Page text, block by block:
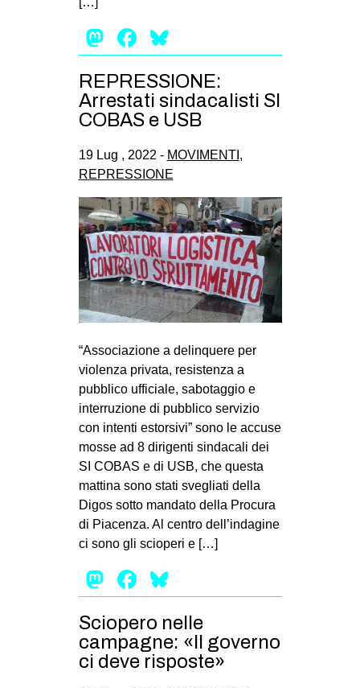
PRECARIATO
REPRESSIONE
STUDENTI
ARTE
MANIFESTI
MUSICA
RECENSIONI
INTERNAZIONALE
AMERICHE
ESTREMO ORIENTE
EUROPA
MEDIO ORIENTE
MONDO
EVENTI
bsky
Mastodon
Facebook
REPRESSIONE:
Arrestati sindacalisti SI
COBAS e USB
19 Lug , 2022 - MOVIMENTI ,
REPRESSIONE
“Associazione a delinquere per
violenza privata, resistenza a
pubblico ufficiale, sabotaggio e
interruzione di pubblico servizio
con intenti estorsivi” sono le accuse
mosse ad 8 dirigenti sindacali dei
SI COBAS e di USB, che questa
mattina sono stati svegliati della
Digos sotto mandato della Procura
di Piacenza. Al centro dell’indagine
ci sono gli scioperi e […]
Mastodon
Facebook
Sciopero nelle
campagne: «Il governo
ci deve risposte»